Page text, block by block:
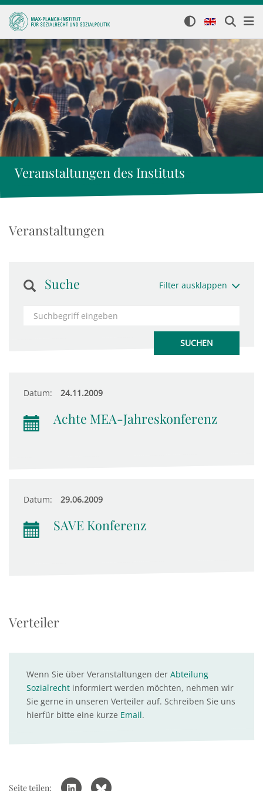
Veranstaltungen des Instituts
Veranstaltungen
Suche Filter ausklappen
Datum: 24.11.2009
Achte MEA-Jahreskonferenz
Datum: 29.06.2009
SAVE Konferenz
Verteiler
Wenn Sie über Veranstaltungen der Abteilung
Sozialrecht informiert werden möchten, nehmen wir
Sie gerne in unseren Verteiler auf. Schreiben Sie uns
hierfür bitte eine kurze Email.
Seite teilen: